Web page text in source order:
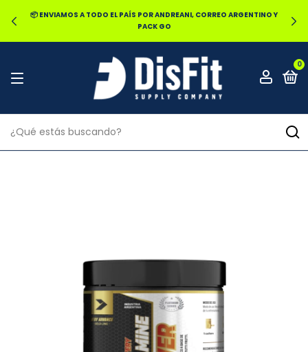
📦 ENVIAMOS A TODO EL PAÍS POR ANDREANI, CORREO ARGENTINO Y
PACK GO
0